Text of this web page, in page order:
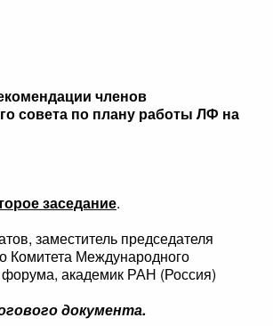
членов
совета по плану работы ЛФ на
заседание.
заместитель председателя
Комитета Международного
форума, академик РАН (Россия)
документа.